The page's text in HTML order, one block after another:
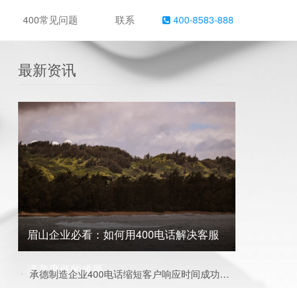
400常见问题 联系 400-8583-888
最新资讯
眉山企业必看：如何用400电话解决客服
满意度低的难题
承德制造企业400电话缩短客户响应时间成功案例分享